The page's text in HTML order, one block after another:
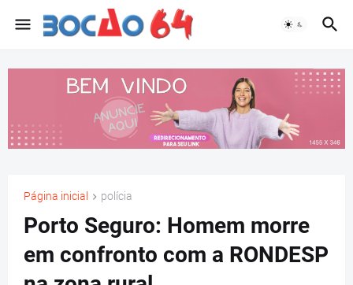
Página inicial polícia
Porto Seguro: Homem morre
em confronto com a RONDESP